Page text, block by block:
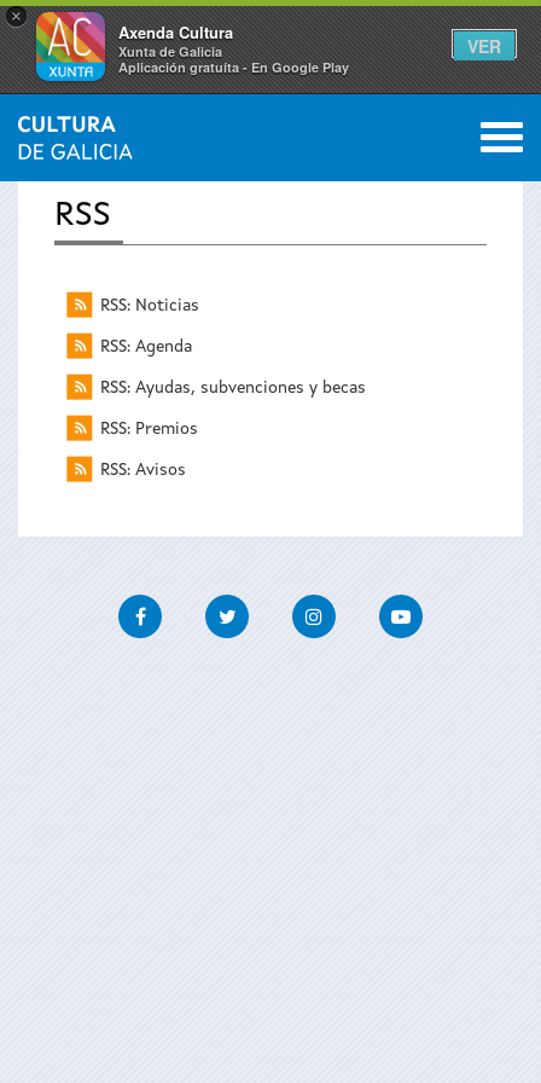
×
Axenda Cultura
Xunta de Galicia
Aplicación gratuíta - En Google Play
VER
Se
encuentra
usted
aquí
INICIO 0
RSS
RSS: Noticias
RSS: Agenda
RSS: Ayudas, subvenciones y becas
RSS: Premios
RSS: Avisos
FacebookTwitter InstagramYoutube